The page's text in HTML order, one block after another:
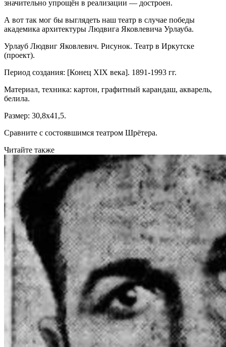
значительно упрощён в реализации — достроен.
А вот так мог бы выглядеть наш театр в случае победы
академика архитектуры Людвига Яковлевича Урлауба.
Урлауб Людвиг Яковлевич. Рисунок. Театр в Иркутске
(проект).
Период создания: [Конец XIX века]. 1891-1993 гг.
Материал, техника: картон, графитный карандаш, акварель,
белила.
Размер: 30,8х41,5.
Сравните с состоявшимся театром Шрётера.
Читайте также